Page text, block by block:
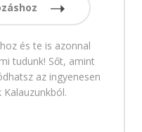
és te is azonnal
tudunk! Sőt, amint
az ingyenesen